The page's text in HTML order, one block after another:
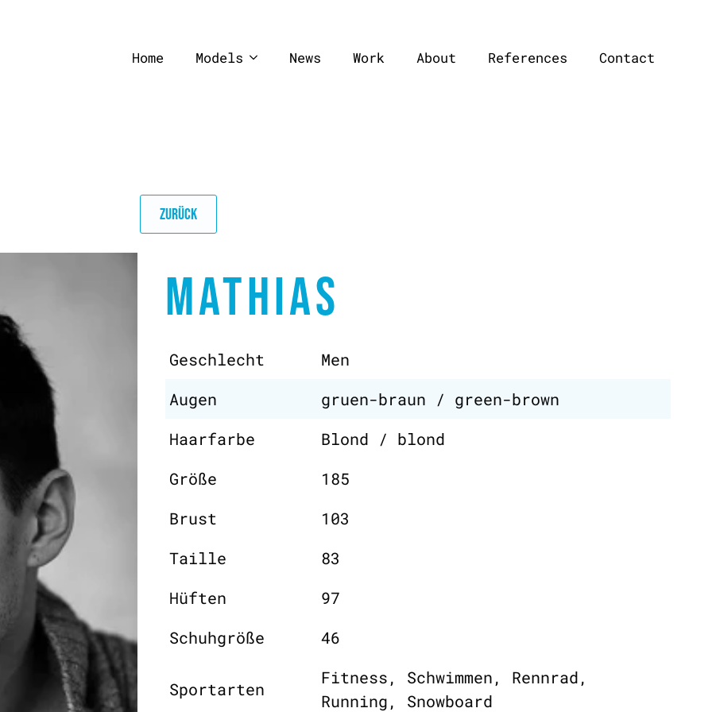
Home Models News Work About References Contact
ZURÜCK
MATHIAS
Geschlecht
Men
Augen
gruen-braun / green-brown
Haarfarbe
Blond / blond
Größe
185
Brust
103
Taille
83
Hüften
97
Schuhgröße
46
Sportarten
Fitness, Schwimmen, Rennrad,
Running, Snowboard